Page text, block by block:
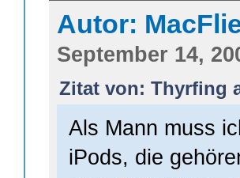
Autor:
September 14,
Zitat von: Thyrfing
Als Mann muss
iPods, die